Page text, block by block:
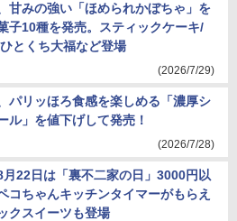
甘みの強い「ほめられかぼちゃ」を
子10種を発売。スティックケーキ/
とくち大福など登場
(2026/7/29)
パリッほろ食感を楽しめる「濃厚シ
ル」を値下げして発売！
(2026/7/28)
月22日は「裏不二家の日」3000円以
コちゃんキッチンタイマーがもらえ
クスイーツも登場